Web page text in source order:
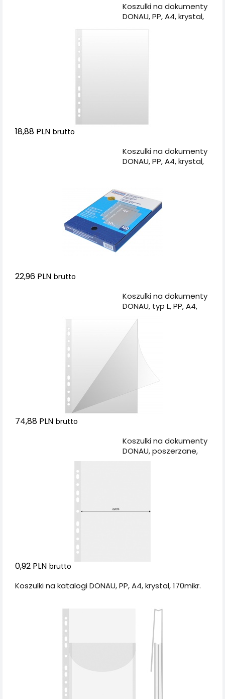
Koszulki na dokumenty
DONAU, PP, A4, krystal,
18,88 PLN brutto
Koszulki na dokumenty
DONAU, PP, A4, krystal,
22,96 PLN brutto
Koszulki na dokumenty
DONAU, typ L, PP, A4,
74,88 PLN brutto
Koszulki na dokumenty
DONAU, poszerzane,
0,92 PLN brutto
Koszulki na katalogi DONAU, PP, A4, krystal, 170mikr.